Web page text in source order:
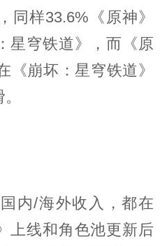
同样33.6%《原神》
星穹铁道》，而《原
《崩坏：星穹铁道》
内/海外收入，都在
上线和角色池更新后